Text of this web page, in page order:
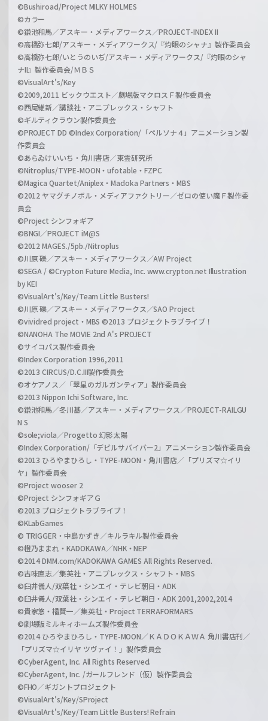
©Bushiroad/Project MILKY HOLMES
©カラー
©鎌池和馬／アスキー・メディアワークス／PROJECT-INDEX II
©高橋弥七郎/アスキー・メディアワークス/『灼眼のシャナ』製作委員会
©高橋弥七郎/いとうのいぢ/アスキー・メディアワークス/『灼眼のシャ
ナII』製作委員会/ＭＢＳ
©VisualArt's/Key
©2009,2011 ビックウエスト／劇場版マクロスＦ製作委員会
©西尾維新／講談社・アニプレックス・シャフト
©ギルティクラウン製作委員会
©PROJECT DD ©Index Corporation/「ペルソナ４」アニメーション製
作委員会
©あらゐけいいち・角川書店／東雲研究所
©Nitroplus/TYPE-MOON・ufotable・FZPC
©Magica Quartet/Aniplex・Madoka Partners・MBS
©2012 ヤマグチノボル・メディアファクトリー／ゼロの使い魔Ｆ製作委
員会
©Project シンフォギア
©BNGI／PROJECT iM@S
©2012 MAGES./5pb./Nitroplus
©川原 礫／アスキー・メディアワークス／AW Project
©SEGA / ©Crypton Future Media, Inc. www.crypton.net Illustration
by KEI
©VisualArt's/Key/Team Little Busters!
©川原 礫／アスキー・メディアワークス／SAO Project
©vividred project・MBS ©2013 プロジェクトラブライブ！
©NANOHA The MOVIE 2nd A's PROJECT
©サイコパス製作委員会
©Index Corporation 1996,2011
©2013 CIRCUS/D.C.III製作委員会
©オケアノス／「翠星のガルガンティア」製作委員会
©2013 Nippon Ichi Software, Inc.
©鎌池和馬／冬川基／アスキー・メディアワークス／PROJECT-RAILGU
N S
©sole;viola／Progetto 幻影太陽
©Index Corporation/「デビルサバイバー2」アニメーション製作委員会
©2013 ひろやまひろし・TYPE-MOON・角川書店／「プリズマ☆イリ
ヤ」製作委員会
©Project wooser 2
©Project シンフォギアＧ
©2013 プロジェクトラブライブ！
©KLabGames
© TRIGGER・中島かずき／キルラキル製作委員会
©橙乃ままれ・KADOKAWA／NHK・NEP
©2014 DMM.com/KADOKAWA GAMES All Rights Reserved.
©古味直志／集英社・アニプレックス・シャフト・MBS
©臼井儀人/双葉社・シンエイ・テレビ朝日・ADK
©臼井儀人/双葉社・シンエイ・テレビ朝日・ADK 2001,2002,2014
©貴家悠・橘賢一／集英社・Project TERRAFORMARS
©劇場版ミルキィホームズ製作委員会
©2014 ひろやまひろし・TYPE-MOON／ＫＡＤＯＫＡＷＡ 角川書店刊／
「プリズマ☆イリヤ ツヴァイ！」製作委員会
©CyberAgent, Inc. All Rights Reserved.
©CyberAgent, Inc. /ガールフレンド（仮）製作委員会
©FHO／ギガントプロジェクト
©VisualArt's/Key/SProject
©VisualArt's/Key/Team Little Busters! Refrain